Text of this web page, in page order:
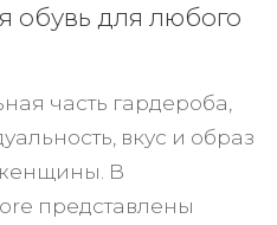
обувь для любого
часть гардероба,
вкус и образ
В
представлены